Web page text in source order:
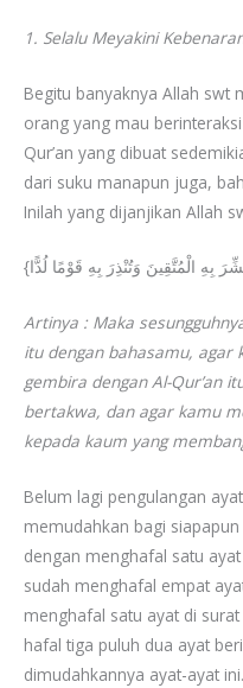
1. Selalu Meyakini
Begitu banyaknya Allah swt
orang yang mau
Qur’an yang dibuat
dari suku manapun juga,
Inilah yang dijanjikan Allah
Artinya : Maka
itu dengan bahasamu,
gembira dengan Al-Qur’an
bertakwa, dan agar kamu
kepada kaum yang
Belum lagi pengulangan
memudahkan bagi
dengan menghafal satu
sudah menghafal empat
menghafal satu ayat di
hafal tiga puluh dua ayat
dimudahkannya ayat-ayat ini.